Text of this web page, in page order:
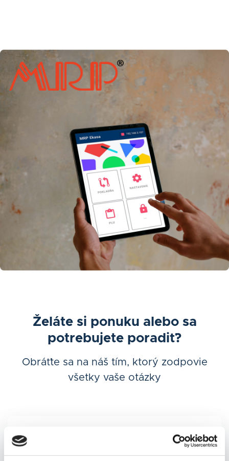
Želáte si ponuku alebo sa
potrebujete poradiť?
Obráťte sa na náš tím, ktorý zodpovie
všetky vaše otázky